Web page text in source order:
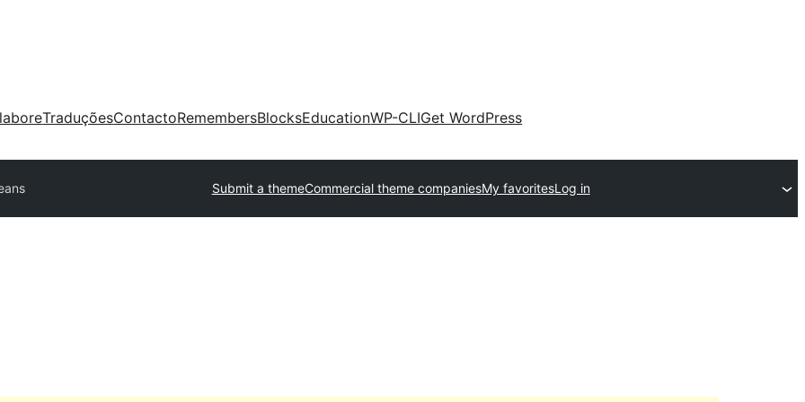
TraduçõesContactoRemembersBlocksEducationWP-CLIGet WordPress
Submit a themeCommercial theme companiesMy favoritesLog in